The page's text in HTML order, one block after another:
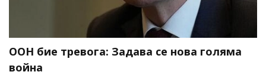
ООН бие тревога: Задава се нова голяма
война